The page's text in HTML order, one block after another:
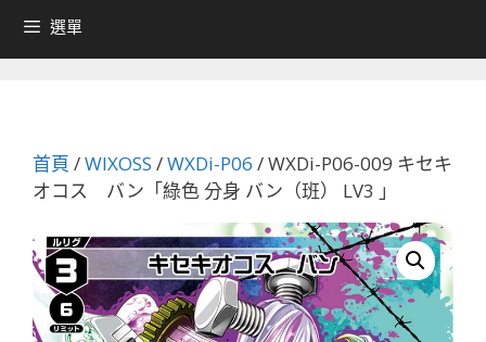
選單
首頁 /WIXOSS /WXDi-P06 / WXDi-P06-009 キセキ
オコス バン「綠色 分身 バン（班） LV3 」